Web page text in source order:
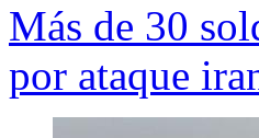
Más de 30
por ataque